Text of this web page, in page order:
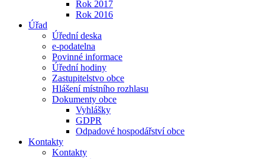
Rok 2017
Rok 2016
Úřad
Úřední deska
e-podatelna
Povinné informace
Úřední hodiny
Zastupitelstvo obce
Hlášení místního rozhlasu
Dokumenty obce
Vyhlášky
GDPR
Odpadové hospodářství obce
Kontakty
Kontakty